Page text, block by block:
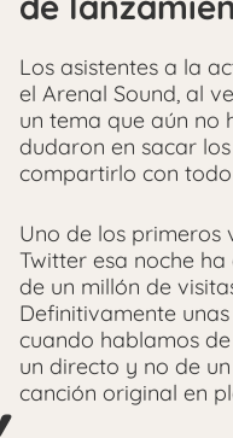
Los asistentes a la
el Arenal Sound, al
un tema que aún no
dudaron en sacar
compartirlo con
Uno de los primeros
Twitter esa noche
de un millón de
Definitivamente
cuando hablamos
un directo y no de
canción original en